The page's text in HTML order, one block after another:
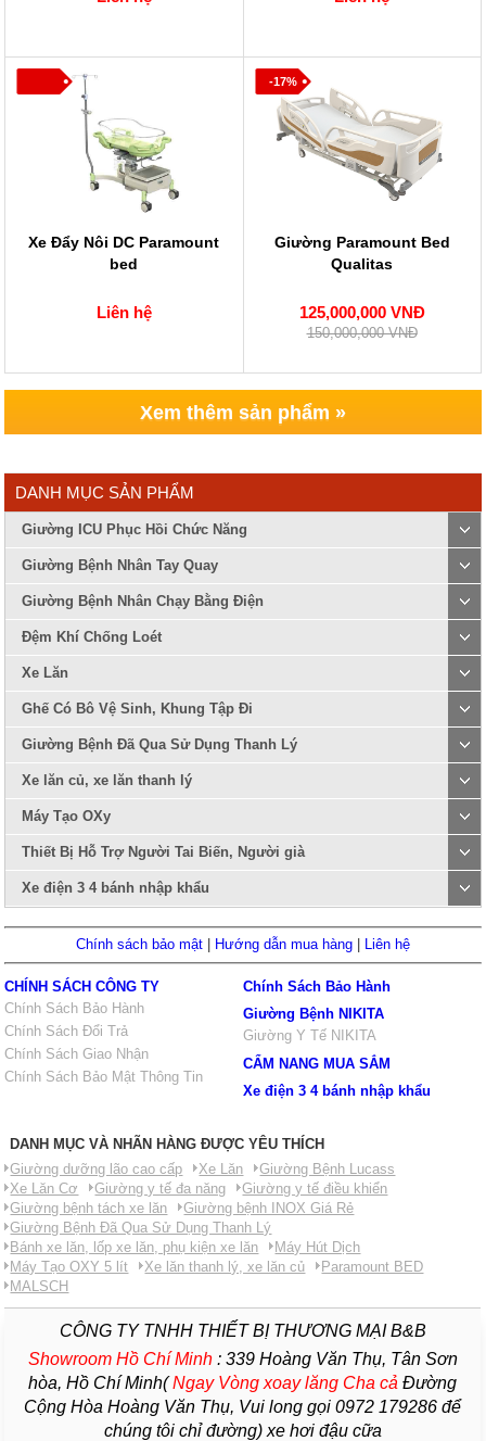
Xe Đẩy Nôi DC Paramount
bed
Liên hệ
-17%
Giường Paramount Bed
Qualitas
125,000,000 VNĐ
150,000,000 VNĐ
Xem thêm sản phẩm »
DANH MỤC SẢN PHẨM
Giường ICU Phục Hồi Chức Năng
Giường Bệnh Nhân Tay Quay
Giường Bệnh Nhân Chạy Bằng Điện
Đệm Khí Chống Loét
Xe Lăn
Ghế Có Bô Vệ Sinh, Khung Tập Đi
Giường Bệnh Đã Qua Sử Dụng Thanh Lý
Xe lăn củ, xe lăn thanh lý
Máy Tạo OXy
Thiết Bị Hỗ Trợ Người Tai Biến, Người già
Xe điện 3 4 bánh nhập khẩu
Chính sách bảo mật Hướng dẫn mua hàng Liên hệ
CHÍNH SÁCH CÔNG TY
Chính Sách Bảo Hành
Chính Sách Đổi Trả
Chính Sách Giao Nhận
Chính Sách Bảo Mật Thông Tin
Chính Sách Bảo Hành
Giường Bệnh NIKITA
Giường Y Tế NIKITA
CẨM NANG MUA SẮM
Xe điện 3 4 bánh nhập khẩu
DANH MỤC VÀ NHÃN HÀNG ĐƯỢC YÊU THÍCH
Giường dưỡng lão cao cấp
Xe Lăn
Giường Bệnh Lucass
Xe Lăn Cơ
Giường y tế đa năng
Giường y tế điều khiển
Giường bệnh tách xe lăn
Giường bệnh INOX Giá Rẻ
Giường Bệnh Đã Qua Sử Dụng Thanh Lý
Bánh xe lăn, lốp xe lăn, phụ kiện xe lăn
Máy Hút Dịch
Máy Tạo OXY 5 lít
Xe lăn thanh lý, xe lăn củ
Paramount BED
MALSCH
CÔNG TY TNHH THIẾT BỊ THƯƠNG MẠI B&B
Showroom Hồ Chí Minh:339 Hoàng Văn Thụ, Tân Sơn
hòa, Hồ Chí Minh(Ngay Vòng xoay lăng Cha cả Đường
Cộng Hòa Hoàng Văn Thụ, Vui long gọi 0972 179286 để
chúng tôi chỉ đường) xe hơi đậu cữa